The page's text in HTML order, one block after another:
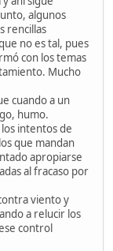
algunos
rencillas
no es tal, pues
con los temas
Mucho
cuando a un
humo.
intentos de
que mandan
apropiarse
al fracaso por
viento y
a relucir los
control